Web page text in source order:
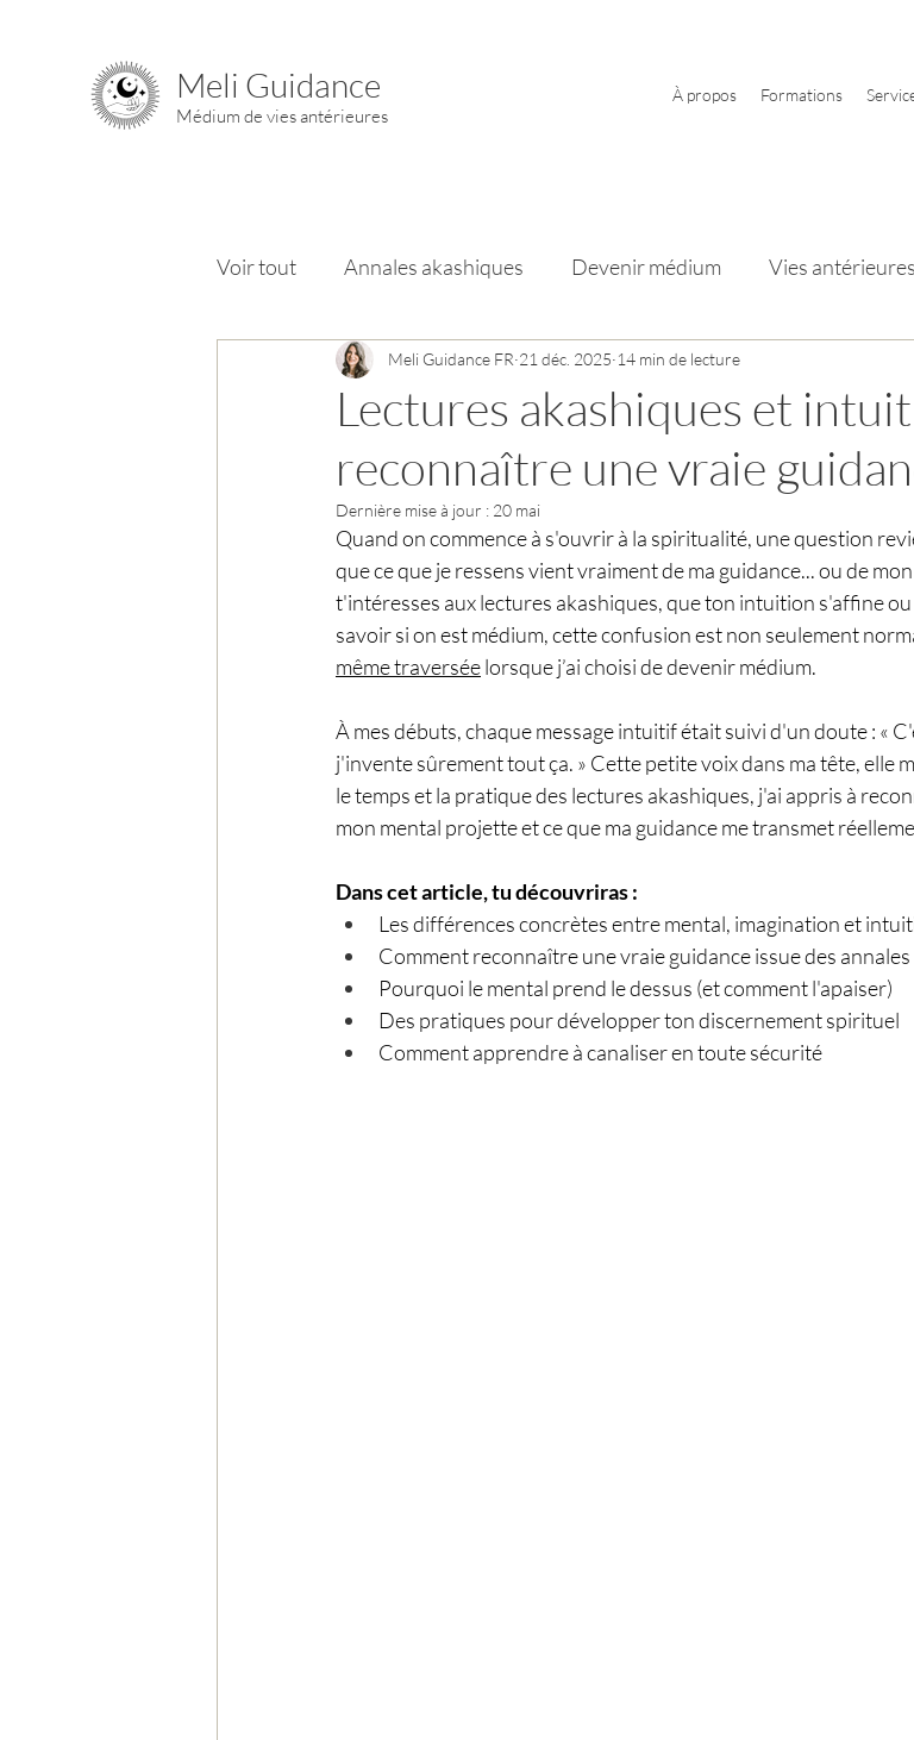
Meli Guidance
Médium de vies antérieures
À propos Formations
Voir tout Annales akashiques Devenir médium Vies antérieures
Chemin de l'âme Chakras Éléments et élémentaux
Lectures akashiques et
reconnaître une vraie
Meli Guidance FR 21 déc. 2025 14 min de lecture
Dernière mise à jour : 20 mai
Quand on commence à s'ouvrir à la spiritualité, une question
que ce que je ressens vient vraiment de ma guidance... ou de
t'intéresses aux lectures akashiques, que ton intuition s'affine
savoir si on est médium, cette confusion est non seulement
même traversée lorsque j’ai choisi de devenir médium.
À mes débuts, chaque message intuitif était suivi d'un doute : «
j'invente sûrement tout ça. » Cette petite voix dans ma tête, elle
le temps et la pratique des lectures akashiques, j'ai appris à
mon mental projette et ce que ma guidance me transmet
Dans cet article, tu découvriras :
Les différences concrètes entre mental, imagination et
Comment reconnaître une vraie guidance issue des
Pourquoi le mental prend le dessus (et comment l'apaiser)
Des pratiques pour développer ton discernement spirituel
Comment apprendre à canaliser en toute sécurité